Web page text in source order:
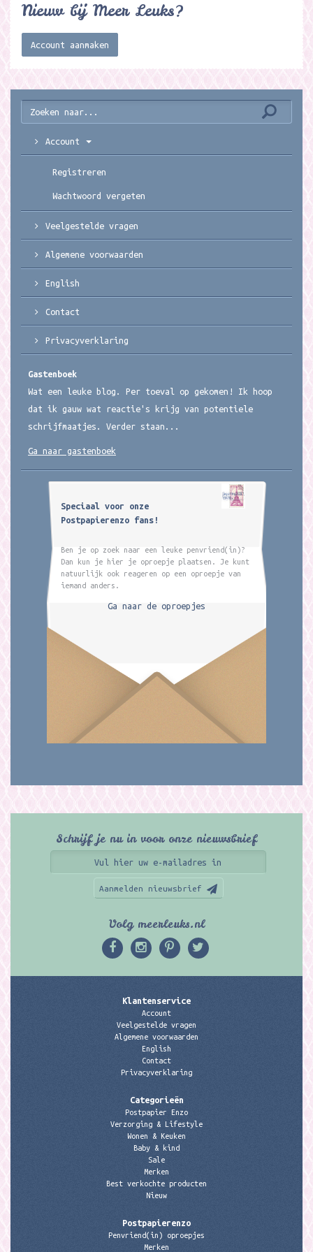
Nieuw bij Meer Leuks?
Account aanmaken
Account
Registreren
Wachtwoord vergeten
Veelgestelde vragen
Algemene voorwaarden
English
Contact
Privacyverklaring
Gastenboek
Wat een leuke blog. Per toeval op gekomen! Ik hoop
dat ik gauw wat reactie's krijg van potentiele
schrijfmaatjes. Verder staan...
Ga naar gastenboek
Speciaal voor onze
Postpapierenzo fans!
Ben je op zoek naar een leuke penvriend(in)?
Dan kun je hier je oproepje plaatsen. Je kunt
natuurlijk ook reageren op een oproepje van
iemand anders.
Ga naar de oproepjes
Schrijf je nu in voor onze nieuwsbrief
Aanmelden nieuwsbrief
Volg meerleuks.nl
Klantenservice
Account
Veelgestelde vragen
Algemene voorwaarden
English
Contact
Privacyverklaring
Categorieën
Postpapier Enzo
Verzorging & Lifestyle
Wonen & Keuken
Baby & kind
Sale
Merken
Best verkochte producten
Nieuw
Postpapierenzo
Penvriend(in) oproepjes
Merken